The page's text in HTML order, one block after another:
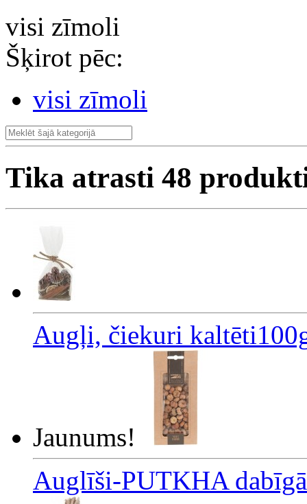
visi zīmoli
Šķirot pēc:
visi zīmoli
Tika atrasti 48
Augļi, čiekuri
Jaunums!
Auglīši-PUTKHA